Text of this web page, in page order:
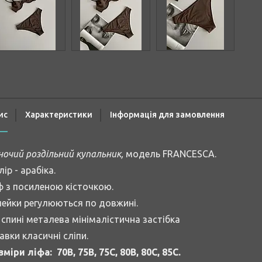
Характеристики Інформація для замовлення
роздільний купальник, модель FRANCESCA.
- арабіка.
з посиленою кісточкою.
регулюються по довжині.
металева мінімалістична застібка
класичні сліпи.
ліфа: 70B, 75B, 75C, 80B, 80C, 85C.